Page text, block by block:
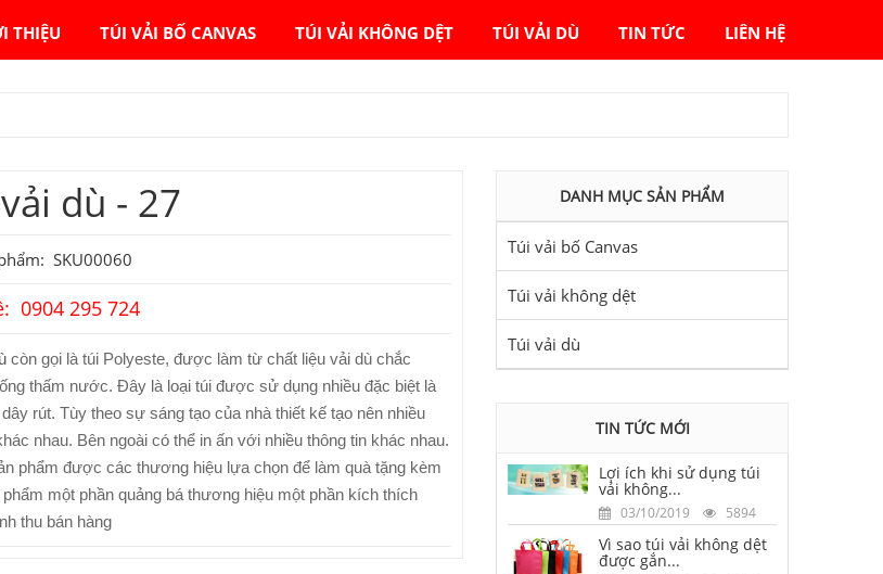
THIỆU TÚI VẢI BỐ CANVAS TÚI VẢI KHÔNG DỆT TÚI VẢI DÙ TIN TỨC LIÊN HỆ
dù - 27
SKU00060
0904 295 724
còn gọi là túi Polyeste, được làm từ chất liệu vải dù chắc
thấm nước. Đây là loại túi được sử dụng nhiều đặc biệt là
rút. Tùy theo sự sáng tạo của nhà thiết kế tạo nên nhiều
nhau. Bên ngoài có thể in ấn với nhiều thông tin khác nhau.
phẩm được các thương hiệu lựa chọn để làm quà tặng kèm
một phần quảng bá thương hiệu một phần kích thích
thu bán hàng
DANH MỤC SẢN PHẨM
Túi vải bố Canvas
Túi vải không dệt
Túi vải dù
TIN TỨC MỚI
Lợi ích khi sử dụng túi
vải không...
03/10/2019 5894
Vì sao túi vải không dệt
được gắn...